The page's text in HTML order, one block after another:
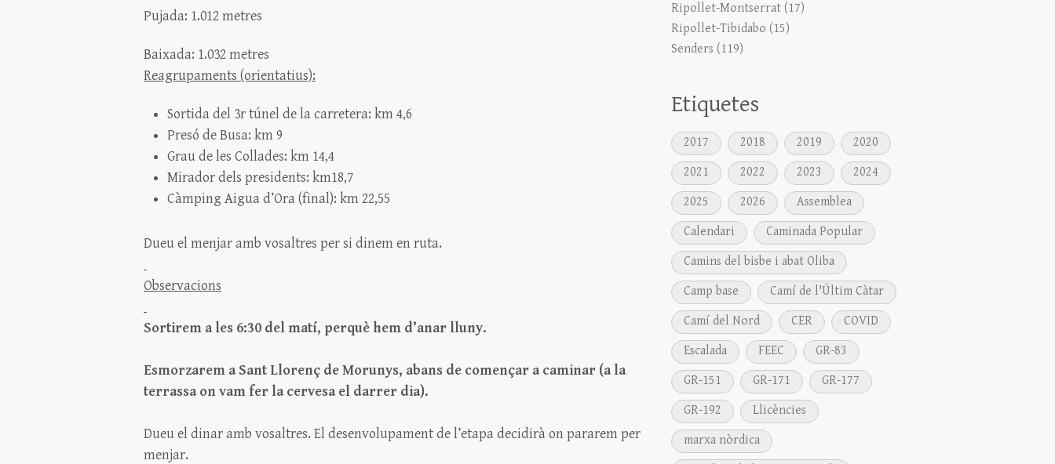
Pujada: 1.012 metres
Baixada: 1.032 metres
Reagrupaments (orientatius):
Sortida del 3r túnel de la carretera: km 4,6
Presó de Busa: km 9
Grau de les Collades: km 14,4
Mirador dels presidents: km18,7
Càmping Aigua d’Ora (final): km 22,55
Dueu el menjar amb vosaltres per si dinem en ruta.
Observacions
Sortirem a les 6:30 del matí, perquè hem d’anar lluny.
Esmorzarem a Sant Llorenç de Morunys, abans de començar a caminar (a la
terrassa on vam fer la cervesa el darrer dia).
Dueu el dinar amb vosaltres. El desenvolupament de l’etapa decidirà on pararem per
menjar.
Ripollet-Montserrat (17)
Ripollet-Tibidabo (15)
Senders (119)
Etiquetes
2017 2018 2019
2020
2021
2022 2023
2024
2025
2026
Assemblea
Calendari
Caminada Popular
Camins del bisbe i abat Oliba
Camp base
Camí de l'Últim Càtar
Camí del Nord
CER
COVID
Escalada
FEEC
GR-83
GR-151
GR-171
GR-177
GR-192
Llicències
marxa nòrdica